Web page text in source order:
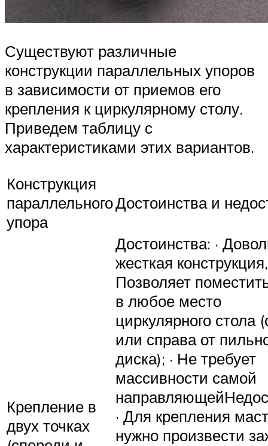
Существуют различные
конструкции параллельных упоров
в зависимости от приемов его
крепления к циркулярному столу.
Приведем таблицу с
характеристиками этих вариантов.
Конструкция
параллельного
упора
Достоинства и
Крепление в
двух точках
Достоинства: ·
жесткая конструкция,
Позволяет
в любое место
циркулярного стола
или справа от
диска); · Не требует
массивности самой
· Для крепления
нужно произвести